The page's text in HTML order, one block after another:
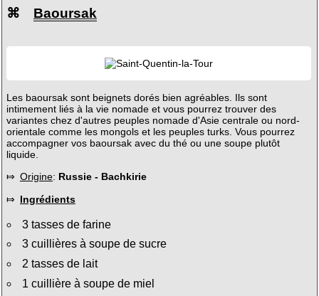
⌘ Baoursak
Les baoursak sont beignets dorés bien agréables. Ils sont
intimement liés à la vie nomade et vous pourrez trouver des
variantes chez d'autres peuples nomade d'Asie centrale ou nord-
orientale comme les mongols et les peuples turks. Vous pourrez
accompagner vos baoursak avec du thé ou une soupe plutôt
liquide.
⤇ Origine: Russie - Bachkirie
⤇ Ingrédients
3 tasses de farine
3 cuillières à soupe de sucre
2 tasses de lait
1 cuillière à soupe de miel